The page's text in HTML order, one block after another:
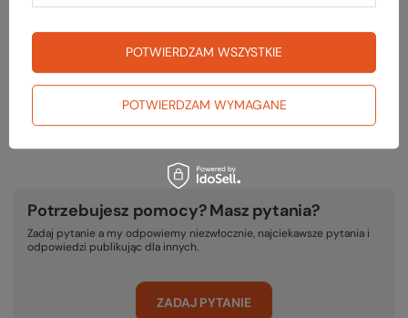
RĘKOJMIA 24 M-CE
Na sprzedawane produkty udzielana jest 24-miesięczna rękojmia na
podstawie ustawy z dnia 30 maja 2014r. o prawach konsumenta.
PODMIOT ODPOWIEDZIALNY ZA TEN PRODUKT NA TERENIE UE
SPORTHOUSE Spółka z o.o. Więcej
Potrzebujesz pomocy? Masz pytania?
Zadaj pytanie a my odpowiemy niezwłocznie, najciekawsze pytania i
odpowiedzi publikując dla innych.
ZADAJ PYTANIE
POTWIERDZAM WYMAGANE
POTWIERDZAM WSZYSTKIE